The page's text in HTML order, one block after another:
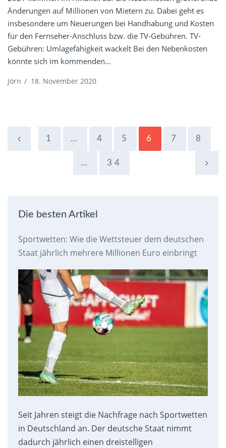
Änderungen auf Millionen von Mietern zu. Dabei geht es
insbesondere um Neuerungen bei Handhabung und Kosten
für den Fernseher-Anschluss bzw. die TV-Gebühren. TV-
Gebühren: Umlagefähigkeit wackelt Bei den Nebenkosten
könnte sich im kommenden...
Jörn / 18. November 2020
1 … 4 5 6 7 8
… 34
Die besten Artikel
Sportwetten: Wie die Wettsteuer dem deutschen
Staat jährlich mehrere Millionen Euro einbringt
Seit Jahren steigt die Nachfrage nach Sportwetten
in Deutschland an. Der deutsche Staat nimmt
dadurch jährlich einen dreistelligen